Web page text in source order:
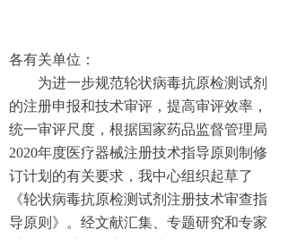
各有关单位：
为进一步规范轮状病毒抗原检测试剂
的注册申报和技术审评，提高审评效率，
统一审评尺度，根据国家药品监督管理局
2020年度医疗器械注册技术指导原则制修
订计划的有关要求，我中心组织起草了
《轮状病毒抗原检测试剂注册技术审查指
导原则》。经文献汇集、专题研究和专家